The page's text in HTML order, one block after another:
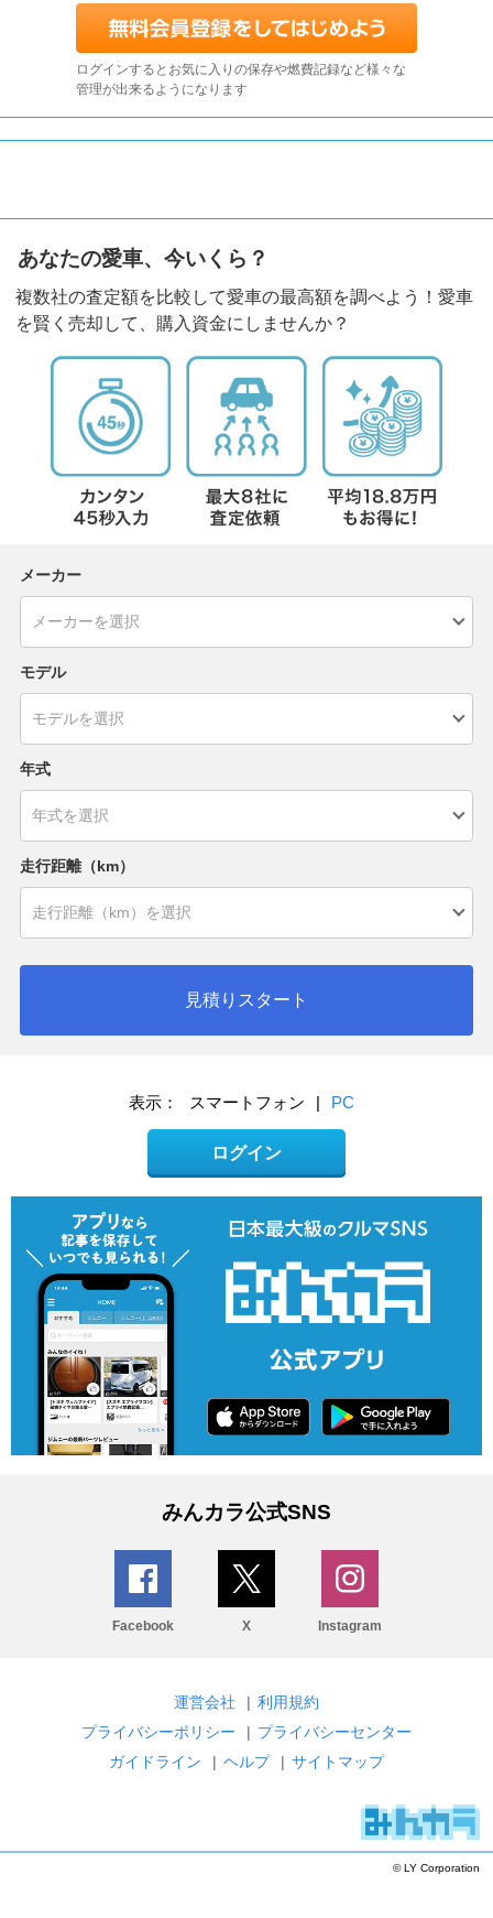
ログインするとお気に入りの保存や燃費記録など様々な
管理が出来るようになります
あなたの愛車、今いくら？
複数社の査定額を比較して愛車の最高額を調べよう！愛車
を賢く売却して、購入資金にしませんか？
メーカー
モデル
年式
走行距離（km）
見積りスタート
表示： スマートフォン | PC
ログイン
みんカラ公式SNS
Facebook X Instagram
運営会社 | 利用規約
プライバシーポリシー
| プライバシーセンター
ガイドライン
| ヘルプ | サイトマップ
© LY Corporation